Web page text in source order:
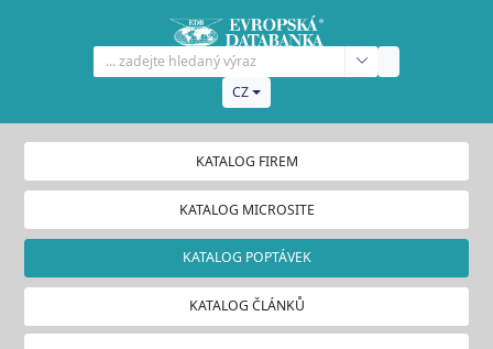
CZ
KATALOG FIREM
KATALOG MICROSITE
KATALOG POPTÁVEK
KATALOG ČLÁNKŮ